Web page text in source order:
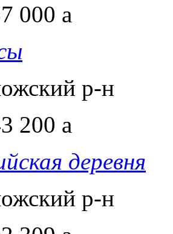
000 a
р-н
200 a
деревня
р-н